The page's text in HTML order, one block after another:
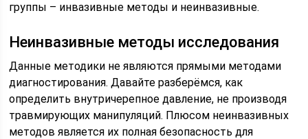
группы – инвазивные методы и неинвазивные.
Неинвазивные методы исследования
Данные методики не являются прямыми методами
диагностирования. Давайте разберёмся, как
определить внутричерепное давление, не производя
травмирующих манипуляций. Плюсом неинвазивных
методов является их полная безопасность для